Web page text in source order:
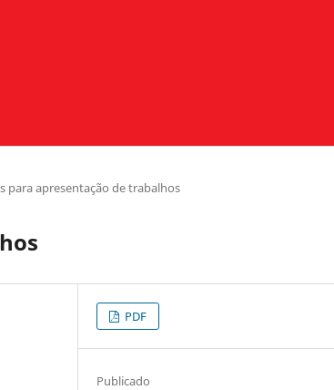
para apresentação de trabalhos
PDF
Publicado